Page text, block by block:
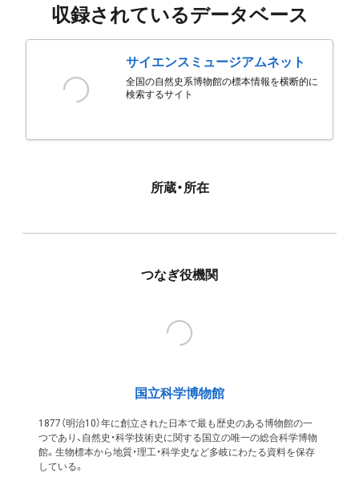
収録されているデータベース
サイエンスミュージアムネット
全国の自然史系博物館の標本情報を横断的に
検索するサイト
所蔵・所在
つなぎ役機関
国立科学博物館
1877（明治10）年に創立された日本で最も歴史のある博物館の一
つであり、自然史・科学技術史に関する国立の唯一の総合科学博物
館。生物標本から地質・理工・科学史など多岐にわたる資料を保存
している。